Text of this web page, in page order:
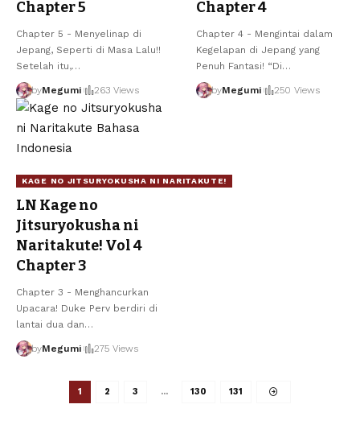
Chapter 5
Chapter 5 - Menyelinap di
Jepang, Seperti di Masa Lalu!!
Setelah itu,…
byMegumi 263 Views
Chapter 4
Chapter 4 - Mengintai dalam
Kegelapan di Jepang yang
Penuh Fantasi! “Di…
byMegumi 250 Views
KAGE NO JITSURYOKUSHA NI NARITAKUTE!
LN Kage no
Jitsuryokusha ni
Naritakute! Vol 4
Chapter 3
Chapter 3 - Menghancurkan
Upacara! Duke Perv berdiri di
lantai dua dan…
byMegumi 275 Views
1 2 3 … 130 131